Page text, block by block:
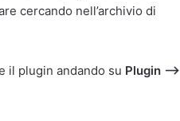
cercando nell’archivio di
il plugin andando su Plugin —>